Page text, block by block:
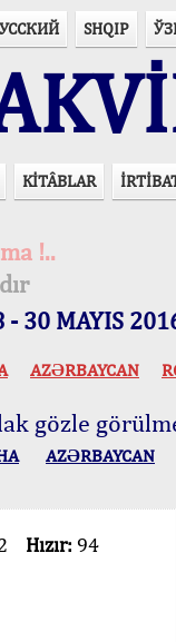
SHQIP
KİTÂBLAR
!..
30 MAYIS
AZӘRBAYCAN
gözle
AZӘRBAYCAN
Hızır: 94